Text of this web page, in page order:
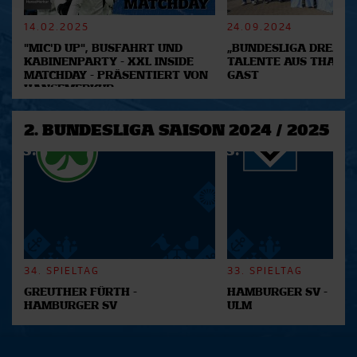
Abschnitt Einzelheiten
Wir verwenden Cookies, um Inhalte und Anzeigen zu
personalisieren, Funktionen für soziale Medien anbieten
zu können und die Zugriffe auf unsere Website zu
Verwendung unserer Website an unsere Partner für
soziale Medien, Werbung und Analysen weiter. Unsere
Partner führen diese Informationen möglicherweise mit
14.02.2025
"MIC'D UP", BUSFAHRT UND
KABINENPARTY - XXL INSIDE
MATCHDAY - PRÄSENTIERT VON
HANSEMERKUR
24.09.2024
„BUNDESLIGA DREAM
TALENTE AUS
GAST
2. BUNDESLIGA SAISON 2024 / 2025
34. SPIELTAG
GREUTHER FÜRTH -
HAMBURGER SV
33. SPIELTAG
HAMBURGER SV -
ULM